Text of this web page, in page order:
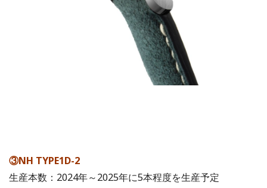
③NH TYPE1D-2
生産本数：2024年～2025年に5本程度を生産予定